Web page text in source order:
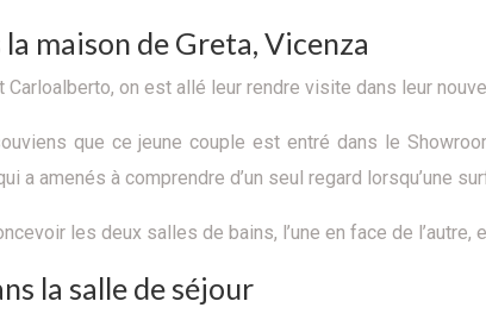
maison de Greta, Vicenza
on est allé leur rendre visite dans leur
que ce jeune couple est entré dans le
a amenés à comprendre d’un seul regard lorsqu’une
les deux salles de bains, l’une en face de
la salle de séjour